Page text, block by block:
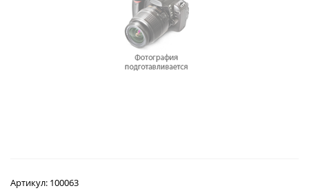
Артикул: 100063